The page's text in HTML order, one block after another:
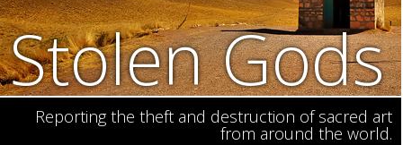
Stolen Gods
Reporting the theft and destruction of sacred art
from around the world.